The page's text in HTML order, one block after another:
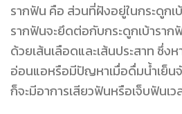
รากฟัน คือ ส่วนที่ฝังอยู่ในกระดูกเ
รากฟันจะยึดต่อกับกระดูกเบ้าราก
ด้วยเส้นเลือดและเส้นประสาท ซึ่
อ่อนแอหรือมีปัญหาเมื่อดื่มน้ำเย็น
ก็จะมีอาการเสียวฟันหรือเจ็บฟันเว